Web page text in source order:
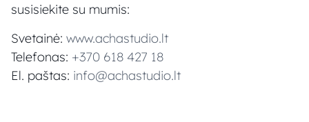
susisiekite su mumis:
Svetainė: www.achastudio.lt
Telefonas: +370 618 427 18
El. paštas: info@achastudio.lt